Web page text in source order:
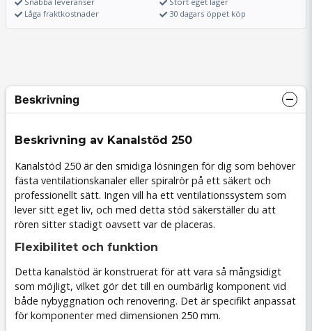
Låga fraktkostnader
30 dagars öppet köp
Beskrivning
Beskrivning av Kanalstöd 250
Kanalstöd 250 är den smidiga lösningen för dig som behöver
fästa ventilationskanaler eller spiralrör på ett säkert och
professionellt sätt. Ingen vill ha ett ventilationssystem som
lever sitt eget liv, och med detta stöd säkerställer du att
rören sitter stadigt oavsett var de placeras.
Flexibilitet och funktion
Detta kanalstöd är konstruerat för att vara så mångsidigt
som möjligt, vilket gör det till en oumbärlig komponent vid
både nybyggnation och renovering. Det är specifikt anpassat
för komponenter med dimensionen 250 mm.